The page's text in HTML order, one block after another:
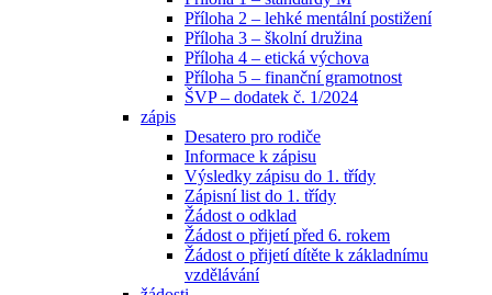
Příloha 2 – lehké mentální postižení
Příloha 3 – školní družina
Příloha 4 – etická výchova
Příloha 5 – finanční gramotnost
ŠVP – dodatek č. 1/2024
zápis
Desatero pro rodiče
Informace k zápisu
Výsledky zápisu do 1. třídy
Zápisní list do 1. třídy
Žádost o odklad
Žádost o přijetí před 6. rokem
Žádost o přijetí dítěte k základnímu
vzdělávání